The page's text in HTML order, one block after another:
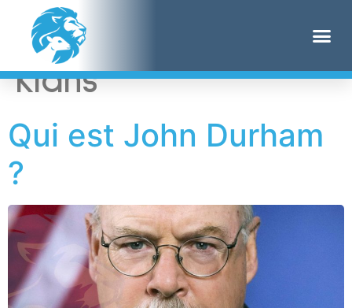
Étiquette :
Ku Klux
Klans
Qui est John Durham
?